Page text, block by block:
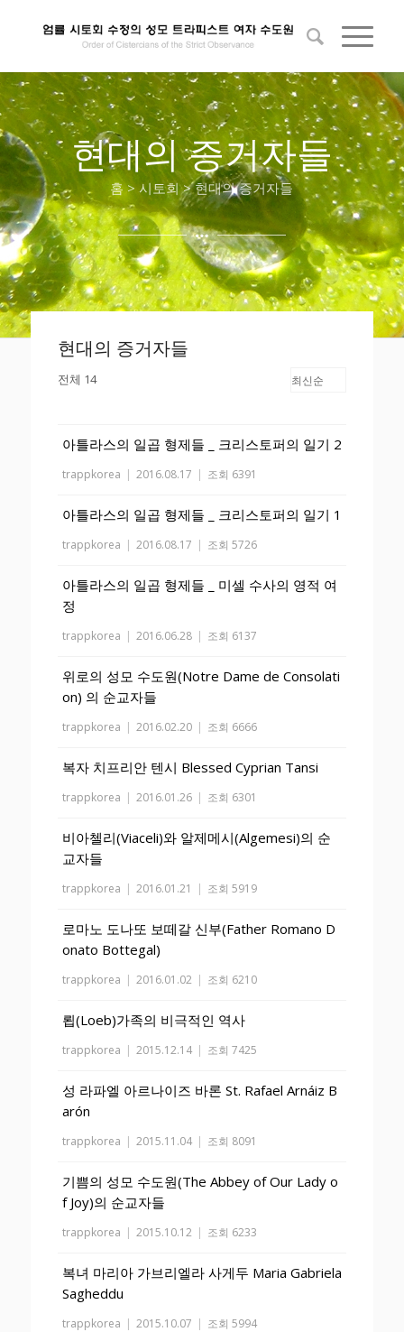
현대의 증거자들
홈 > 시토회 > 현대의 증거자들
현대의 증거자들
전체 14
아틀라스의 일곱 형제들 _ 크리스토퍼의 일기 2
trappkorea | 2016.08.17 | 조회 6391
아틀라스의 일곱 형제들 _ 크리스토퍼의 일기 1
trappkorea | 2016.08.17 | 조회 5726
아틀라스의 일곱 형제들 _ 미셀 수사의 영적 여
정
trappkorea | 2016.06.28 | 조회 6137
위로의 성모 수도원(Notre Dame de Consolati
on) 의 순교자들
trappkorea | 2016.02.20 | 조회 6666
복자 치프리안 텐시 Blessed Cyprian Tansi
trappkorea | 2016.01.26 | 조회 6301
비아첼리(Viaceli)와 알제메시(Algemesi)의 순
교자들
trappkorea | 2016.01.21 | 조회 5919
로마노 도나또 보떼갈 신부(Father Romano D
onato Bottegal)
trappkorea | 2016.01.02 | 조회 6210
룁(Loeb)가족의 비극적인 역사
trappkorea | 2015.12.14 | 조회 7425
성 라파엘 아르나이즈 바론 St. Rafael Arnáiz B
arón
trappkorea | 2015.11.04 | 조회 8091
기쁨의 성모 수도원(The Abbey of Our Lady o
f Joy)의 순교자들
trappkorea | 2015.10.12 | 조회 6233
복녀 마리아 가브리엘라 사게두 Maria Gabriela
Sagheddu
trappkorea | 2015.10.07 | 조회 5994